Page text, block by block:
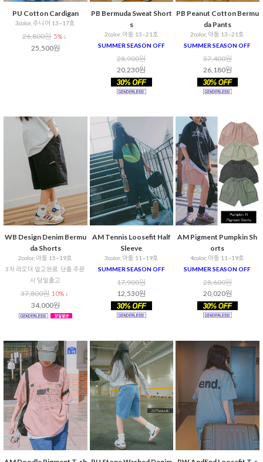
PU Cotton Cardigan
3color, 주니어 13~17호
26,800원 5% ↓
25,500원
PB Bermuda Sweat Short
s
2color, 아동 13~21호
SUMMER SEASON OFF
28,900원
20,230원
PB Peanut Cotton Bermu
da Pants
2color, 아동 13~21호
SUMMER SEASON OFF
37,400원
26,180원
WB Design Denim Bermu
da Shorts
2color, 아동 15~19호
3차 리오더 입고완료. 단품 주문
시 당일출고
37,800원 10% ↓
34,000원
AM Tennis Loosefit Half
Sleeve
3color, 아동 11~19호
SUMMER SEASON OFF
17,900원
12,530원
AM Pigment Pumpkin Sh
orts
4color, 아동 11~19호
SUMMER SEASON OFF
28,600원
20,020원